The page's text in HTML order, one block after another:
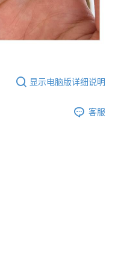
显示电脑版详细说明
客服